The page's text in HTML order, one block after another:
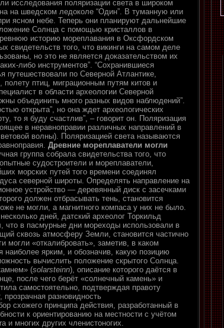
исследования поляризации света в широком
на шведском ледоколе “Один”. В туманную или
ясном небе. Теперь они планируют дальнейшие
Солнца с помощью кристаллов в
историю мореплавания в Оксфордском
свидетельств того, что викинги на самом деле
но это не является доказательством их
либо инструментов”. “Сохранившиеся
путешествовали по Северной Атлантике,
птиц, миграционным путям китов и
в области археологии Северной
объединить много разных видов наблюдений”.
открыта”, но она ждет археологических
то я буду счастлив”, – говорит он. Поляризация
в неравноправии различных направлений в
волны). Поляризацией света называются
Древние мореплаватели могли
группа собрала свидетельства того, что
судостроители и мореплаватели,
морских путей того времени соединял
северной широты. Определять направление на
устройство — деревянный диск с засечками
должен отбрасывать тень, становится
не могли, а магнитного компаса у них не было.
дней, датский археолог Торкильд
что в пасмурные дни мореходы использовали в
сквозь атмосферу Земли, становится частично
могли «откалибровать», заметив, в каком
наиболее ярким, и обозначив, какую позицию
вычислить положение скрытого Солнца.
(solarsteinn), описание которого даётся в
после чего берёт «солнечный камень» и
самостоятельно, подтверждая правоту
разновидность
схожего принципа действия, разработанный в
к ориентированию на местности с учётом
многих других членистоногих.